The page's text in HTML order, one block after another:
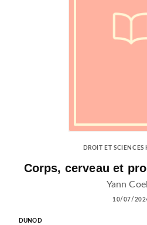
DROIT ET SCIENCES
Corps, cerveau et
Yann
10/07/
DUNOD